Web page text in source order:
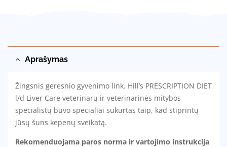
Aprašymas
Žingsnis geresnio gyvenimo link. Hill’s PRESCRIPTION DIET
l/d Liver Care veterinarų ir veterinarinės mitybos
specialistų buvo specialiai sukurtas taip, kad stiprintų
jūsų šuns kepenų sveikatą.
Rekomenduojama paros norma ir vartojimo instrukcija